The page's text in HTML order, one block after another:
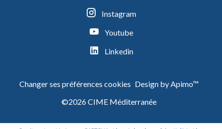
Instagram
Youtube
Linkedin
Changer ses préférences cookies Design byApimo™
©2026 CIME Méditerranée